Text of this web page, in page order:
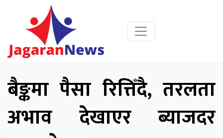
बैङ्कमा पैसा रित्तिँदै, तरलता
अभाव देखाएर ब्याजदर